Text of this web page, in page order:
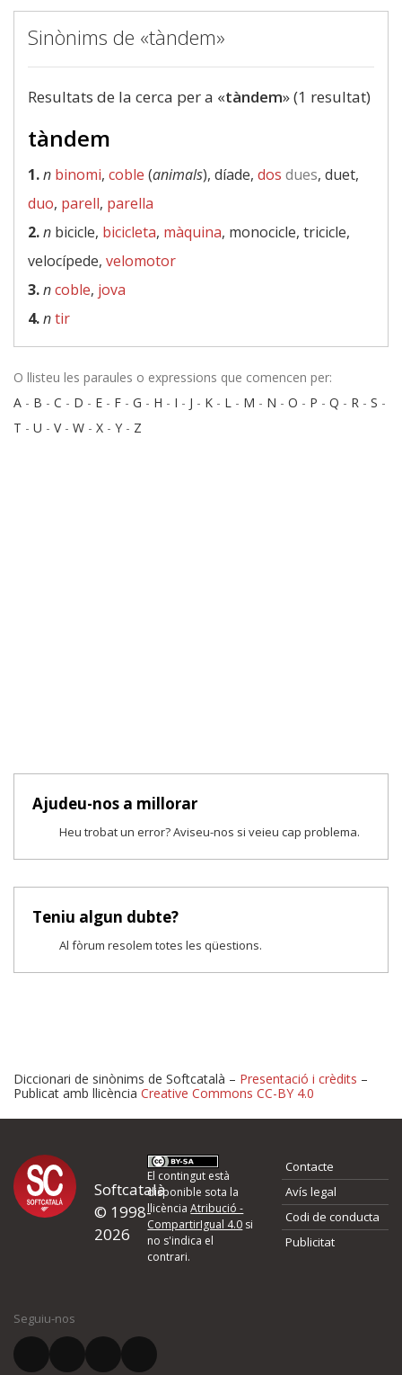
Sinònims de «tàndem»
Resultats de la cerca per a «tàndem» (1 resultat)
tàndem
1.n binomi, coble (animals), díade, dos dues, duet,
duo, parell, parella
2.n bicicle, bicicleta, màquina, monocicle, tricicle,
velocípede, velomotor
3.ncoble, jova
4.ntir
O llisteu les paraules o expressions que comencen per:
A - B - C - D - E - F - G - H - I - J - K - L - M - N - O - P - Q - R - S -
T - U - V- W - X - Y - Z
Ajudeu-nos a millorar
Heu trobat un error? Aviseu-nos si veieu cap problema.
Teniu algun dubte?
Al fòrum resolem totes les qüestions.
Proposeu-nos millores o
d'errors
Si heu trobat un error o voleu proposar alguna millora, ompliu els
quina és la millora que proposeu o l'error del qual voleu informar-
El vostre correu electrònic *
Diccionari de sinònims de Softcatalà – Presentació i crèdits –
Publicat amb llicència Creative Commons CC-BY 4.0
Softcatalà
© 1998-
2026
El contingut està
disponible sota la
llicènciaAtribució -
CompartirIgual 4.0 si
no s'indica el
contrari.
Contacte
Avís legal
Codi de conducta
Publicitat
Seguiu-nos